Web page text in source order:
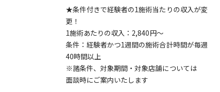
★条件付きで経験者の1施術当たりの収入が変
更！
1施術あたりの収入：2,840円～
条件：経験者かつ1週間の施術合計時間が毎週
40時間以上
※諸条件、対象期間・対象店舗については
面談時にご案内いたします